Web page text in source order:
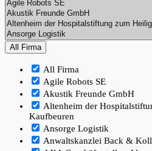
All Firma
All Firma
Agile Robots SE
Akustik Freunde GmbH
Altenheim der
Kaufbeuren
Ansorge Logistik
Anwaltskanzlei Back &